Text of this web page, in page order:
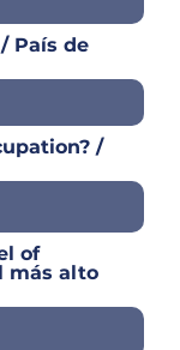
País de
/
of
más alto